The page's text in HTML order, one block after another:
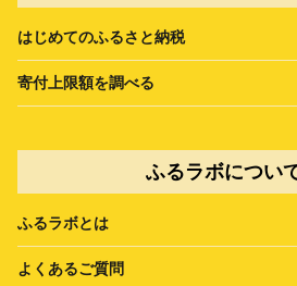
はじめてのふるさと納税
寄付上限額を調べる
ふるラボについ
ふるラボとは
よくあるご質問